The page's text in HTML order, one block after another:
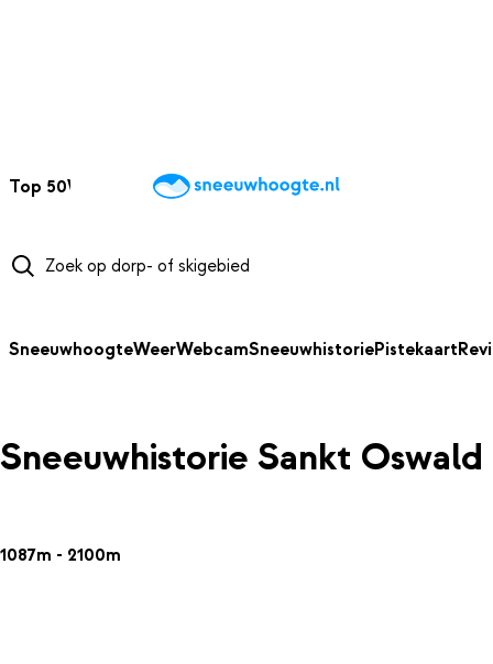
Top 50Webcams WintersportweerKaarten
SneeuwhoogteWeerWebcamSneeuwhistoriePistekaart
Sneeuwhistorie Sankt Oswald
1087m - 2100m